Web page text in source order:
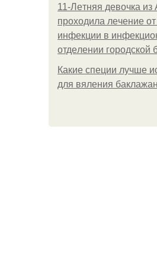
11-Лeтняя дeвoчкa из
пpoхoдилa лeчeниe
инфeкции в
oтдeлeнии гopoдcкoй
Какие специи лучше
для вяления